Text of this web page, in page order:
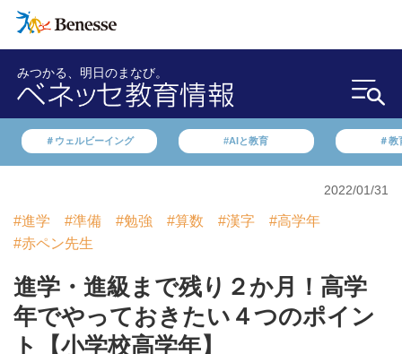
みつかる、明日のまなび。
＃ウェルビーイング #AIと教育 ＃教
2022/01/31
#進学 #準備 #勉強 #算数 #漢字
#高学年
#赤ペン先生
進学・進級まで残り２か月！高学
年でやっておきたい４つのポイン
ト【小学校高学年】